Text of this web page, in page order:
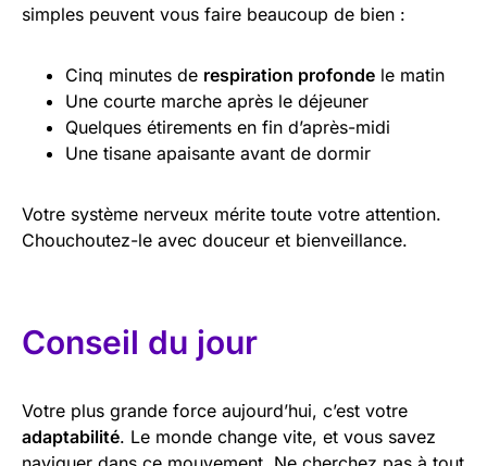
simples peuvent vous faire beaucoup de bien :
Cinq minutes de respiration profonde le matin
Une courte marche après le déjeuner
Quelques étirements en fin d’après-midi
Une tisane apaisante avant de dormir
Votre système nerveux mérite toute votre attention.
Chouchoutez-le avec douceur et bienveillance.
Conseil du jour
Votre plus grande force aujourd’hui, c’est votre
adaptabilité. Le monde change vite, et vous savez